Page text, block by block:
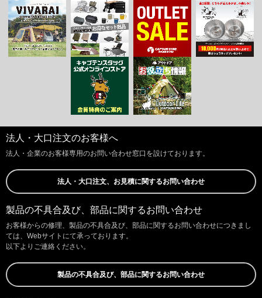
法人・大口注文のお客様へ
法人・企業のお客様専用のお問い合わせ窓口を設けております。
法人・大口注文、お見積に関するお問い合わせ
製品の不具合及び、部品に関するお問い合わせ
お客様からの修理、製品の不具合及び、部品に関するお問い合わせにつきまし
ては、Webサイトにて承っております。
以下よりご連絡ください。
製品の不具合及び、部品に関するお問い合わせ